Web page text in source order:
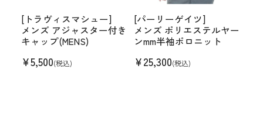
[トラヴィスマシュー]
メンズ アジャスター付き
キャップ(MENS)
¥5,500(税込)
[パーリーゲイツ]
メンズ ポリエステルヤー
ンmm半袖ポロニット
¥25,300(税込)